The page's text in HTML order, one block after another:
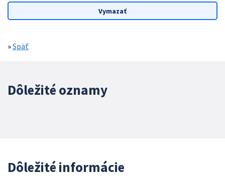
»Späť
Dôležité oznamy
Dôležité informácie